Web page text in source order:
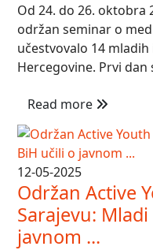
Od 24. do 26. oktobra
održan seminar o
učestvovalo 14
Hercegovine. Prvi dan
Read more
12-05-2025
Održan Active
Sarajevu:
javnom ...